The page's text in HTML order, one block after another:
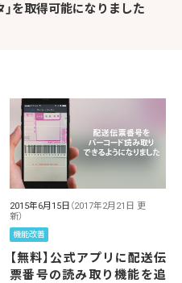
」を取得可能になりました
2015年6月15日 （2017年2月21日 更
新）
機能改善
【無料】公式アプリに配送伝
票番号の読み取り機能を追